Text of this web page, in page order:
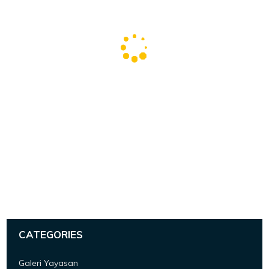
CATEGORIES
Galeri Yayasan